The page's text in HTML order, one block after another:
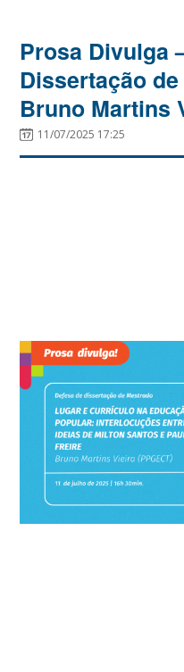
Prosa Divulga
Dissertação
Bruno Martins
11/07/2025 17:25